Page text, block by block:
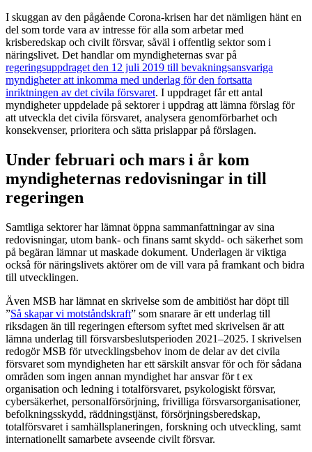
I skuggan av den pågående Corona-krisen har det nämligen hänt en
del som torde vara av intresse för alla som arbetar med
krisberedskap och civilt försvar, såväl i offentlig sektor som i
näringslivet. Det handlar om myndigheternas svar på
regeringsuppdraget den 12 juli 2019 till bevakningsansvariga
myndigheter att inkomma med underlag för den fortsatta
inriktningen av det civila försvaret. I uppdraget får ett antal
myndigheter uppdelade på sektorer i uppdrag att lämna förslag för
att utveckla det civila försvaret, analysera genomförbarhet och
konsekvenser, prioritera och sätta prislappar på förslagen.
Under februari och mars i år kom
myndigheternas redovisningar in till
regeringen
Samtliga sektorer har lämnat öppna sammanfattningar av sina
redovisningar, utom bank- och finans samt skydd- och säkerhet som
på begäran lämnar ut maskade dokument. Underlagen är viktiga
också för näringslivets aktörer om de vill vara på framkant och bidra
till utvecklingen.
Även MSB har lämnat en skrivelse som de ambitiöst har döpt till
”Så skapar vi motståndskraft” som snarare är ett underlag till
riksdagen än till regeringen eftersom syftet med skrivelsen är att
lämna underlag till försvarsbeslutsperioden 2021–2025. I skrivelsen
redogör MSB för utvecklingsbehov inom de delar av det civila
försvaret som myndigheten har ett särskilt ansvar för och för sådana
områden som ingen annan myndighet har ansvar för t ex
organisation och ledning i totalförsvaret, psykologiskt försvar,
cybersäkerhet, personalförsörjning, frivilliga försvarsorganisationer,
befolkningsskydd, räddningstjänst, försörjningsberedskap,
totalförsvaret i samhällsplaneringen, forskning och utveckling, samt
internationellt samarbete avseende civilt försvar.